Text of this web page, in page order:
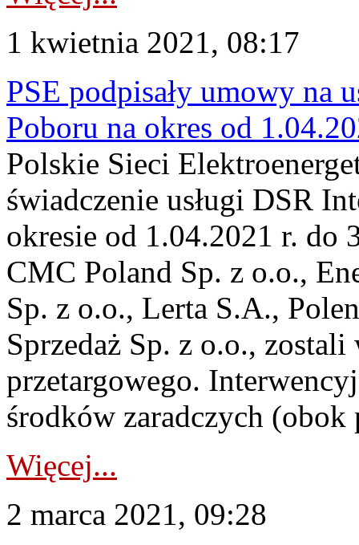
1 kwietnia 2021, 08:17
PSE podpisały umowy na
Poboru na okres od
Polskie Sieci
świadczenie usługi DSR
okresie od 1.04.2021 r. do
CMC Poland Sp. z o.o.,
Sp. z o.o., Lerta S.A.,
Sprzedaż Sp. z o.o.,
przetargowego.
środków zaradczych (obok
Więcej...
2 marca 2021, 09:28